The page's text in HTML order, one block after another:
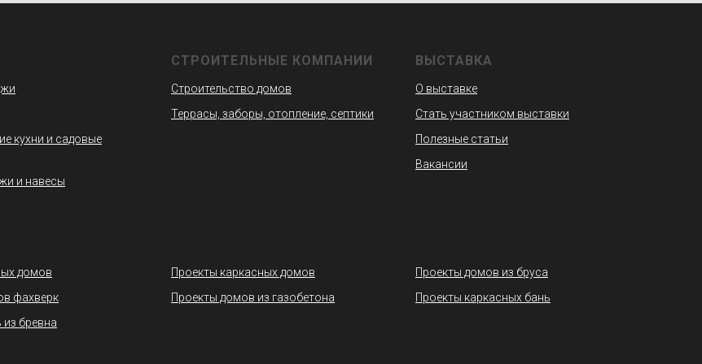
кухни и садовые
и навесы
СТРОИТЕЛЬНЫЕ КОМПАНИИ
Строительство домов
Террасы, заборы, отопление, септики
ВЫСТАВКА
О выставке
Стать участником выставки
Полезные статьи
Вакансии
домов
фахверк
из бревна
Проекты каркасных домов
Проекты домов из газобетона
Проекты домов из бруса
Проекты каркасных бань